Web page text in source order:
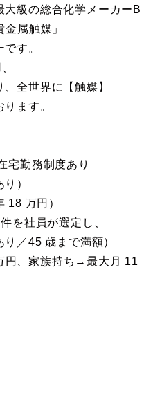
級の総合化学メーカーB
属触媒」
す。
全世界に【触媒】
ます。
宅勤務制度あり
）
18 万円）
を社員が選定し、
／45 歳まで満額）
、家族持ち→最大月 11